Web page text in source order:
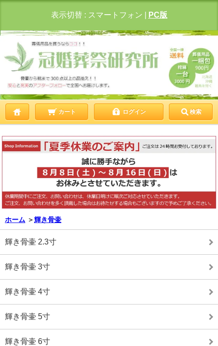
表示切替 : スマートフォン PC版
カート ログイン 検索
ホーム ＞輝き骨壷
輝き骨壷 2.3寸
輝き骨壷 3寸
輝き骨壷 4寸
輝き骨壷 5寸
輝き骨壷 6寸